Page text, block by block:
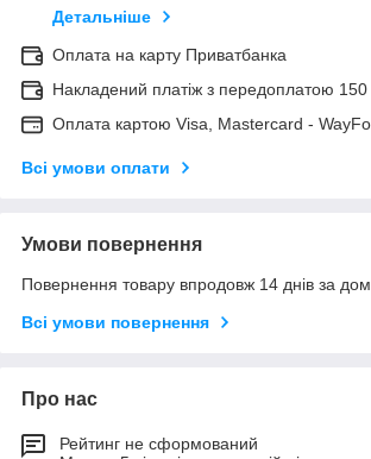
Детальніше
Оплата на карту Приватбанка
Накладений платіж з передоплатою 150
Оплата картою Visa, Mastercard -
Всі умови оплати
Умови повернення
Повернення товару впродовж 14 днів за
Всі умови повернення
Про нас
Рейтинг не сформований